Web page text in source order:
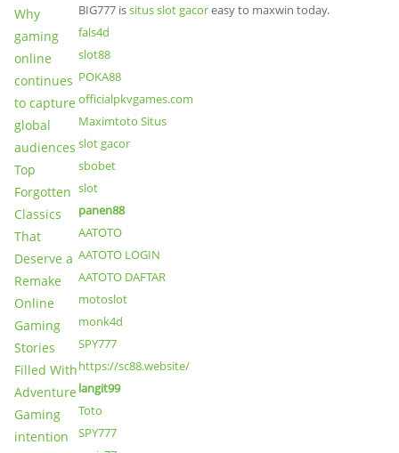
Why
gaming
online
continues
to capture
global
audiences
Top
Forgotten
Classics
That
Deserve a
Remake
Online
Gaming
Stories
Filled With
Adventure
Gaming
intention
BIG777 issitus slot gacoreasy to maxwin today.
fals4d
slot88
POKA88
officialpkvgames.com
Maximtoto Situs
slot gacor
sbobet
slot
panen88
AATOTO
AATOTO LOGIN
AATOTO DAFTAR
motoslot
monk4d
SPY777
https://sc88.website/
langit99
Toto
SPY777